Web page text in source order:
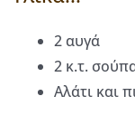
2 αυγά
2 κ.τ.
Αλάτι και